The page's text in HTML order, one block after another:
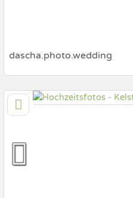
dascha.photo.wedding
150,8 km(Entfernung von
50823 Köln, Nordrhein-
Hochzeits Shooting